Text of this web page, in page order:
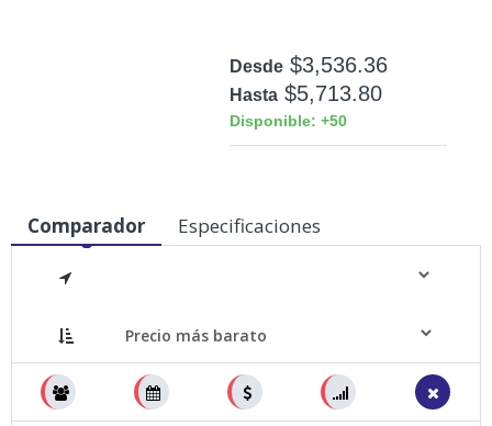
Desde $3,536.36
Hasta $5,713.80
Disponible: +50
Medidas
Comparador Especificaciones